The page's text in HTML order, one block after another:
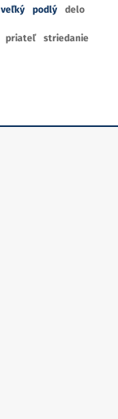
veľký podlý delo
priateľ striedanie